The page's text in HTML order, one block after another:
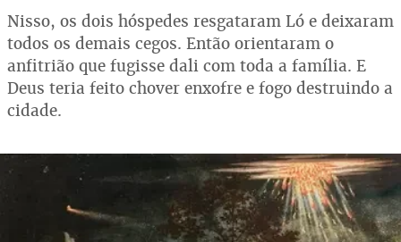
Nisso, os dois hóspedes resgataram Ló e deixaram
todos os demais cegos. Então orientaram o
anfitrião que fugisse dali com toda a família. E
Deus teria feito chover enxofre e fogo destruindo a
cidade.